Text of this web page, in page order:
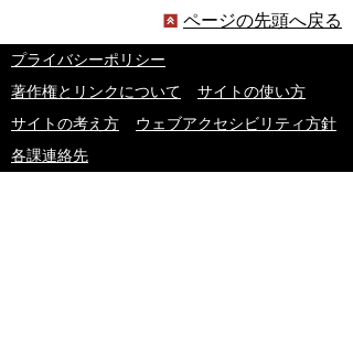
ページの先頭へ戻る
プライバシーポリシー
著作権とリンクについて
サイトの使い方
サイトの考え方
ウェブアクセシビリティ方針
各課連絡先